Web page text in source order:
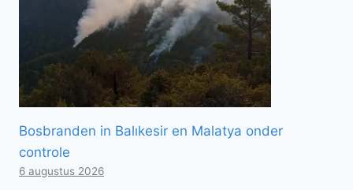
Bosbranden in Balıkesir en Malatya onder
controle
6 augustus 2026